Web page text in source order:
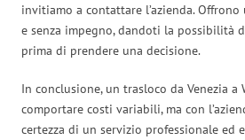
invitiamo a contattare l’azienda.
e senza impegno, dandoti la possibilità
prima di prendere una decisione.
In conclusione, un trasloco da Venezia a
comportare costi variabili, ma con
certezza di un servizio professionale ed